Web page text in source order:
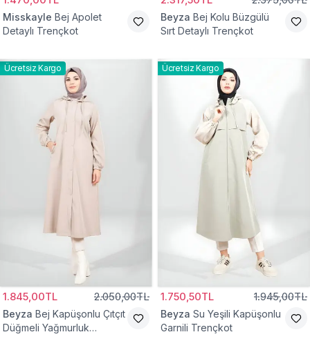
Misskayle Bej Apolet
Detaylı Trençkot
Beyza Bej Kolu Büzgülü
Sırt Detaylı Trençkot
Ücretsiz Kargo
1.845,00TL 2.050,00TL
Beyza Bej Kapüşonlu Çıtçıt
Düğmeli Yağmurluk
Ücretsiz Kargo
1.750,50TL 1.945,00TL
Beyza Su Yeşili Kapüşonlu
Garnili Trençkot